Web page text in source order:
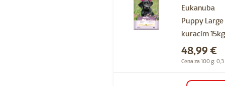
Eukanuba
Puppy Large
kuracím 15kg
Cena
48,99 €
Cena za 100 g: